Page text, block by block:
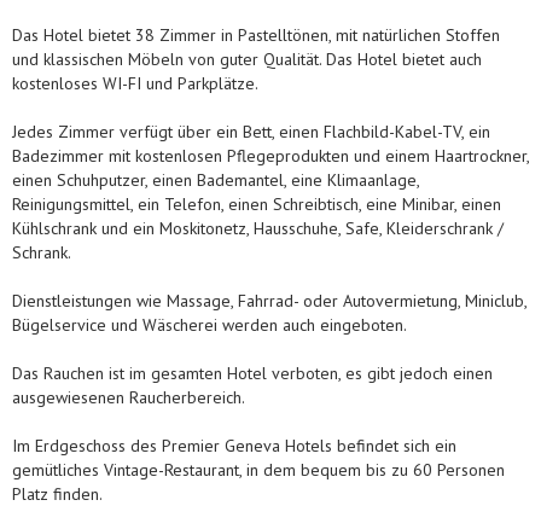
Das Hotel bietet 38 Zimmer in Pastelltönen, mit natürlichen Stoffen
und klassischen Möbeln von guter Qualität. Das Hotel bietet auch
kostenloses WI-FI und Parkplätze.
Jedes Zimmer verfügt über ein Bett, einen Flachbild-Kabel-TV, ein
Badezimmer mit kostenlosen Pflegeprodukten und einem Haartrockner,
einen Schuhputzer, einen Bademantel, eine Klimaanlage,
Reinigungsmittel, ein Telefon, einen Schreibtisch, eine Minibar, einen
Kühlschrank und ein Moskitonetz, Hausschuhe, Safe, Kleiderschrank /
Schrank.
Dienstleistungen wie Massage, Fahrrad- oder Autovermietung, Miniclub,
Bügelservice und Wäscherei werden auch eingeboten.
Das Rauchen ist im gesamten Hotel verboten, es gibt jedoch einen
ausgewiesenen Raucherbereich.
Im Erdgeschoss des Premier Geneva Hotels befindet sich ein
gemütliches Vintage-Restaurant, in dem bequem bis zu 60 Personen
Platz finden.